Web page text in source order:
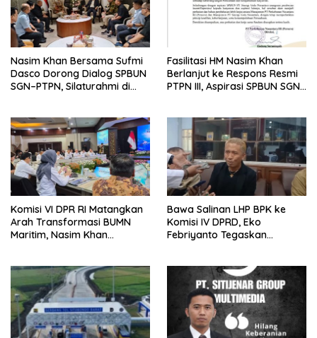
Nasim Khan Bersama Sufmi
Dasco Dorong Dialog SPBUN
SGN–PTPN, Silaturahmi di
Fasilitasi HM Nasim Khan
Berlanjut ke Respons Resmi
PTPN III, Aspirasi SPBUN SGN
Direksi
Komisi VI DPR RI Matangkan
Arah Transformasi BUMN
Maritim, Nasim Khan
Bawa Salinan LHP BPK ke
Komisi IV DPRD, Eko
Febriyanto Tegaskan